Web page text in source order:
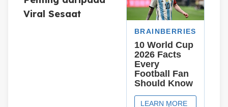
Viral Sesaat